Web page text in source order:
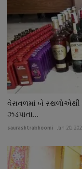
વેરાવળમાં બે સ્થળોએથી
ઝડપાતા...
saurashtrabhoomi Jan 20,